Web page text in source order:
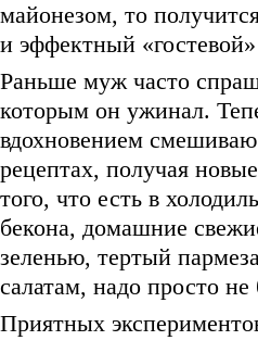
майонезом, то
и эффектный
Раньше муж часто
которым он ужинал.
вдохновением
рецептах, получая
того, что есть в
бекона, домашние
зеленью, тертый
салатам, надо просто не
Приятных